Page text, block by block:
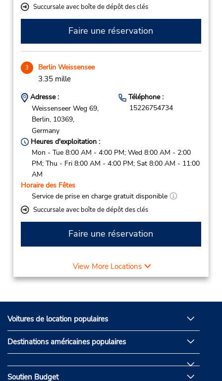
Succursale avec boîte de dépôt des clés
Faire une réservation
3 Berlin Weissensee
3.35 mille
Adresse :
Weissenseer Weg 69,
Berlin, 10369,
Germany
Téléphone :
15226754734
Heures d'exploitation :
Mon - Tue 8:00 AM - 4:00 PM; Wed 8:00 AM - 2:00
PM; Thu - Fri 8:00 AM - 4:00 PM; Sat 8:00 AM - 11:00
AM
Horaire des Fêtes
Service de prise en charge gratuit disponible
Succursale avec boîte de dépôt des clés
Faire une réservation
View More Locations
Voitures de location populaires
Destinations américaines populaires
Soutien Budget